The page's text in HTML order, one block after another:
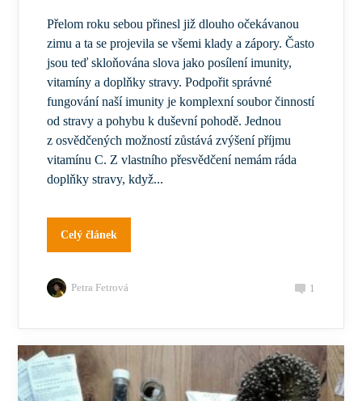
Přelom roku sebou přinesl již dlouho očekávanou
zimu a ta se projevila se všemi klady a zápory. Často
jsou teď skloňována slova jako posílení imunity,
vitamíny a doplňky stravy. Podpořit správné
fungování naší imunity je komplexní soubor činností
od stravy a pohybu k duševní pohodě. Jednou
z osvědčených možností zůstává zvýšení příjmu
vitamínu C. Z vlastního přesvědčení nemám ráda
doplňky stravy, když...
Celý článek
Petra Fetrová 1